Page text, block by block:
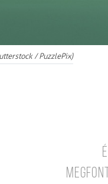
/ PuzzlePix)